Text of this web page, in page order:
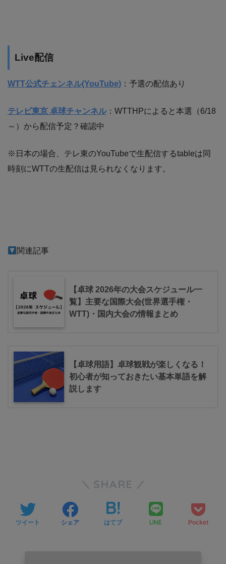
Live配信
WTT公式チェンネル(YouTube) ：予選の配信あり
テレビ東京 卓球チャンネル：WTTHPによると本選（6/18
～）から配信予定？確認中
※日本の場合、テレ東のYouTubeで生配信するtableは同
時刻にWTTの生配信は見られなくなります。
関連記事
【卓球 2026年の大会スケジュール一
覧】主要な国際大会(世界選手権・
WTT)・国内大会の情報まとめ
【卓球用語】卓球観戦が楽しくなる！
初心者が知っておきたい基本単語を解
説します
SHARE
ツイート シェア はてブ LINE Pocket